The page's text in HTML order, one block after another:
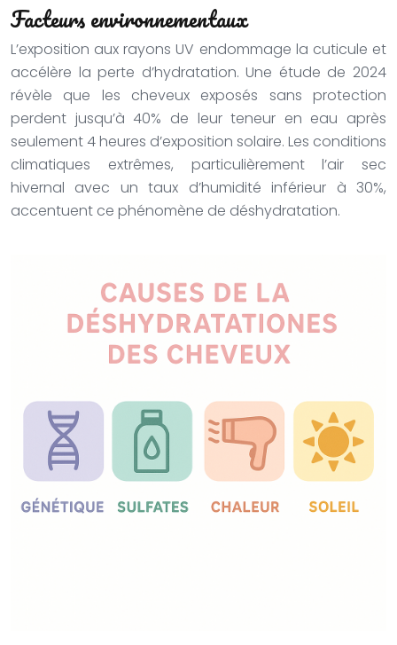
Facteurs environnementaux
L’exposition aux rayons UV endommage la cuticule et
accélère la perte d’hydratation. Une étude de 2024
révèle que les cheveux exposés sans protection
perdent jusqu’à 40% de leur teneur en eau après
seulement 4 heures d’exposition solaire. Les conditions
climatiques extrêmes, particulièrement l’air sec
hivernal avec un taux d’humidité inférieur à 30%,
accentuent ce phénomène de déshydratation.